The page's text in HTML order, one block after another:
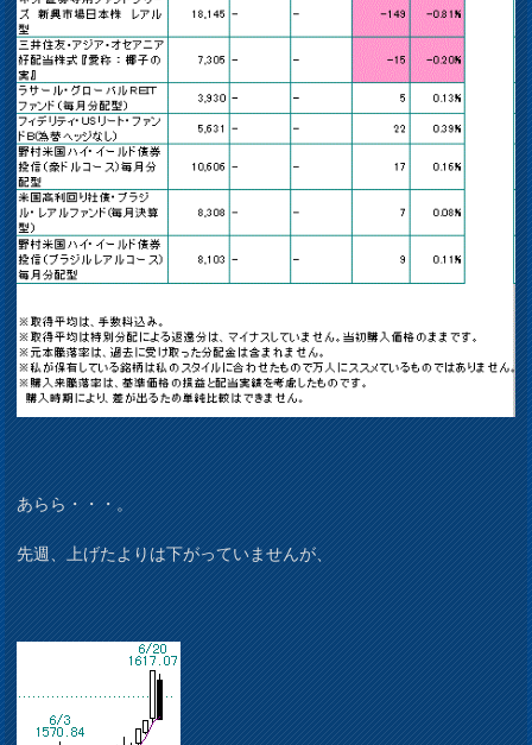
あらら・・・。
先週、上げたよりは下がっていませんが、